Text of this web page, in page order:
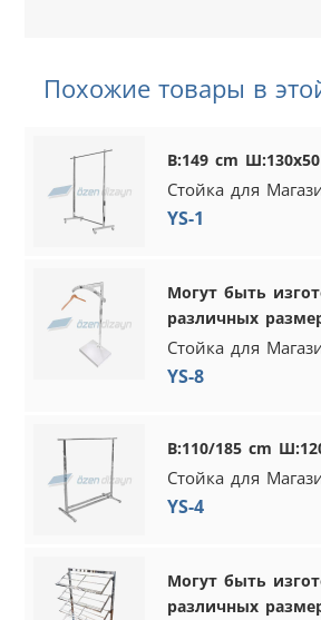
Похожие товары в
В:149 cm
Стойка для
YS-1
Могут быть
различных
Стойка для
YS-8
В:110/185 cm
Стойка для
YS-4
Могут быть
различных